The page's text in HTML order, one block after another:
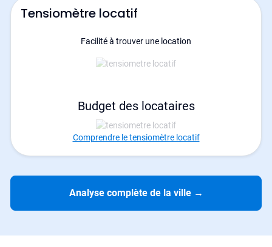
Tensiomètre locatif
Facilité à trouver une location
Budget des locataires
Comprendre le tensiomètre locatif
Analyse complète de la ville →